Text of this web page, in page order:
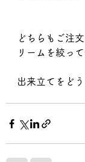
どちらもご注
リームを絞っ
出来立てをどう